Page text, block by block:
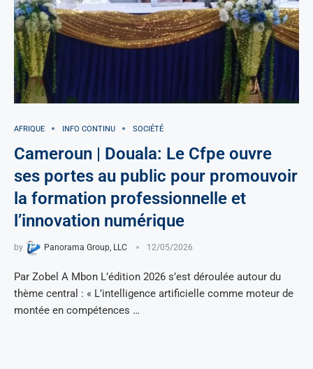
AFRIQUE INFO CONTINU SOCIÉTÉ
Cameroun | Douala: Le Cfpe ouvre
ses portes au public pour promouvoir
la formation professionnelle et
l’innovation numérique
by Panorama Group, LLC 12/05/2026
Par Zobel A Mbon L’édition 2026 s’est déroulée autour du
thème central : « L’intelligence artificielle comme moteur de
montée en compétences …